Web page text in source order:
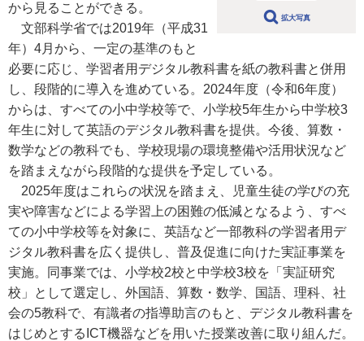
拡大写真
から見ることができる。
文部科学省では2019年（平成31
年）4月から、一定の基準のもと
必要に応じ、学習者用デジタル教科書を紙の教科書と併用
し、段階的に導入を進めている。2024年度（令和6年度）
からは、すべての小中学校等で、小学校5年生から中学校3
年生に対して英語のデジタル教科書を提供。今後、算数・
数学などの教科でも、学校現場の環境整備や活用状況など
を踏まえながら段階的な提供を予定している。
2025年度はこれらの状況を踏まえ、児童生徒の学びの充
実や障害などによる学習上の困難の低減となるよう、すべ
ての小中学校等を対象に、英語など一部教科の学習者用デ
ジタル教科書を広く提供し、普及促進に向けた実証事業を
実施。同事業では、小学校2校と中学校3校を「実証研究
校」として選定し、外国語、算数・数学、国語、理科、社
会の5教科で、有識者の指導助言のもと、デジタル教科書を
はじめとするICT機器などを用いた授業改善に取り組んだ。